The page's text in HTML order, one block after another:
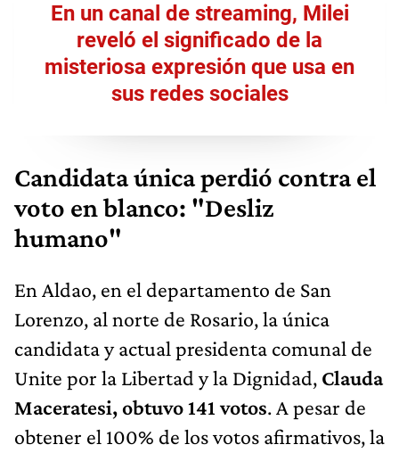
En un canal de streaming, Milei
reveló el significado de la
misteriosa expresión que usa en
sus redes sociales
Candidata única perdió contra el
voto en blanco: "Desliz
humano"
En Aldao, en el departamento de San
Lorenzo, al norte de Rosario, la única
candidata y actual presidenta comunal de
Unite por la Libertad y la Dignidad, Clauda
Maceratesi, obtuvo 141 votos. A pesar de
obtener el 100% de los votos afirmativos, la